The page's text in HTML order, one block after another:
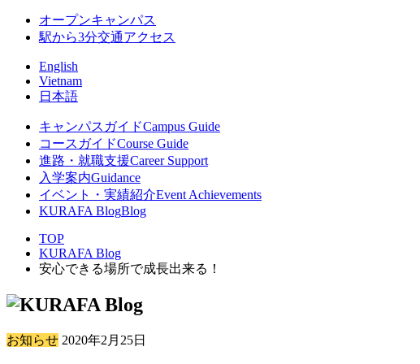
オープンキャンパス
駅から3分交通アクセス
English
Vietnam
日本語
キャンパスガイドCampus Guide
コースガイドCourse Guide
進路・就職支援Career Support
入学案内Guidance
イベント・実績紹介Event Achievements
KURAFA BlogBlog
TOP
KURAFA Blog
安心できる場所で成長出来る！
お知らせ 2020年2月25日